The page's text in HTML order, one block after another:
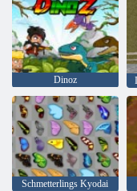
Dinoz
Schmetterlings Kyodai